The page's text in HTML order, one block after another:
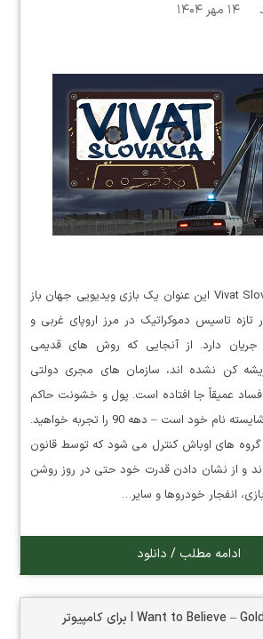
۱۴ مهر ۱۴۰۴
دانلود بازی Vivat Slovakia این عنوان یک بازی ویدیویی جهان باز
تاسیس دموکراتیک در مرز اروپای غربی و
جریان دارد. از آنجایی که روش های قدیمی
کن نشده اند، سازمان های مجری دولتی
عمیقاً جا افتاده است. پول و خشونت حاکم
است. دورانی که شایسته نام خود است – دهه 90 را تجربه خواهید.
های اوباش کنترل می شود که توسط قانون
و از نشان دادن قدرت خود حتی در روز روشن
انفجار خودروها و سایر…
ادامه مطلب / دانلود